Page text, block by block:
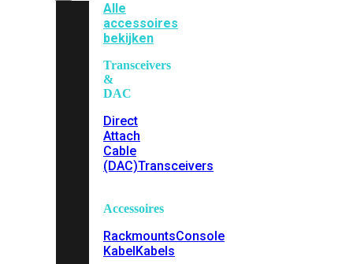
Alle
accessoires
bekijken
Transceivers
&
DAC
Direct
Attach
Cable
(DAC)Transceivers
Accessoires
RackmountsConsole
KabelKabels